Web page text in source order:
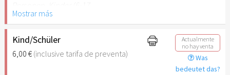
Jahre) oder Schüler mit
Schülerausweis inklusive
erwachsene Begleitperson.
Hinweis: Für Kinder unter 6
Mostrar más
Kind/Schüler
6,00 €(inclusive tarifa de preventa)
Actualmente
no hay venta
Was
bedeutet das?